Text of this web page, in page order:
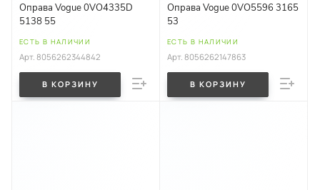
Оправа Vogue 0VO4335D
5138 55
ЕСТЬ В НАЛИЧИИ
Арт. 8056262344842
В КОРЗИНУ
Оправа Vogue 0VO5596 3165
53
ЕСТЬ В НАЛИЧИИ
Арт. 8056262147863
В КОРЗИНУ